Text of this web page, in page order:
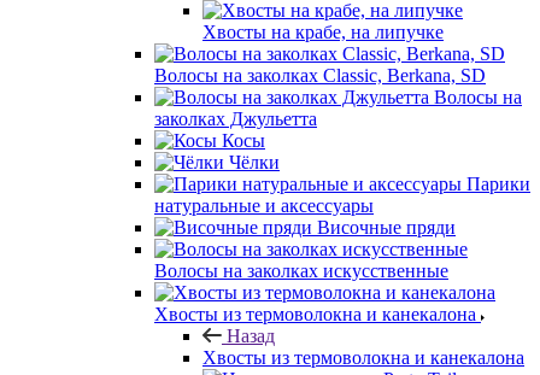
Хвосты на крабе, на липучке
Волосы на заколках Classic, Berkana, SD
Волосы на
заколках Джульетта
Косы
Чёлки
Парики
натуральные и аксессуары
Височные пряди
Волосы на заколках искусственные
Хвосты из термоволокна и канекалона
Назад
Хвосты из термоволокна и канекалона